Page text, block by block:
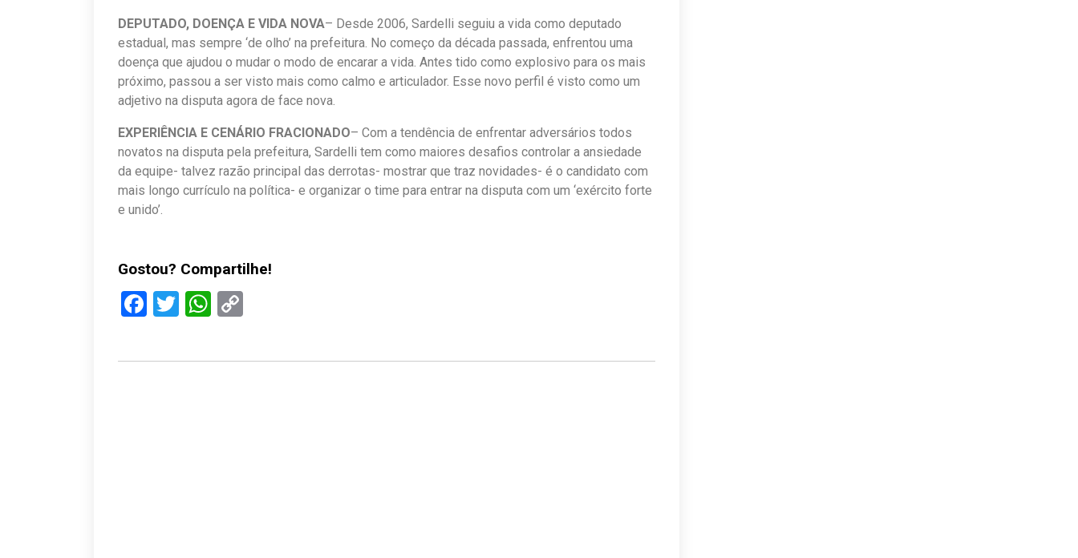
DEPUTADO, DOENÇA E VIDA NOVA– Desde 2006, Sardelli seguiu a vida como deputado
estadual, mas sempre ‘de olho’ na prefeitura. No começo da década passada, enfrentou uma
doença que ajudou o mudar o modo de encarar a vida. Antes tido como explosivo para os mais
próximo, passou a ser visto mais como calmo e articulador. Esse novo perfil é visto como um
adjetivo na disputa agora de face nova.
EXPERIÊNCIA E CENÁRIO FRACIONADO– Com a tendência de enfrentar adversários todos
novatos na disputa pela prefeitura, Sardelli tem como maiores desafios controlar a ansiedade
da equipe- talvez razão principal das derrotas- mostrar que traz novidades- é o candidato com
mais longo currículo na política- e organizar o time para entrar na disputa com um ‘exército forte
e unido’.
Gostou? Compartilhe!
Facebook
TwitterWhatsApp